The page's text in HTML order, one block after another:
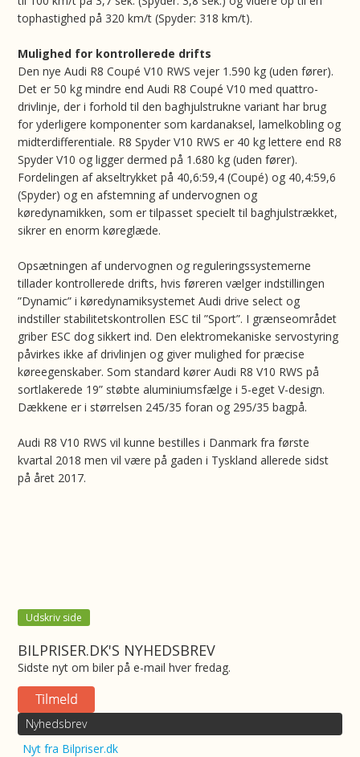
tophastighed på 320 km/t (Spyder: 318 km/t).
Mulighed for kontrollerede drifts
Den nye Audi R8 Coupé V10 RWS vejer 1.590 kg (uden fører).
Det er 50 kg mindre end Audi R8 Coupé V10 med quattro-
drivlinje, der i forhold til den baghjulstrukne variant har brug
for yderligere komponenter som kardanaksel, lamelkobling og
midterdifferentiale. R8 Spyder V10 RWS er 40 kg lettere end R8
Spyder V10 og ligger dermed på 1.680 kg (uden fører).
Fordelingen af akseltrykket på 40,6:59,4 (Coupé) og 40,4:59,6
(Spyder) og en afstemning af undervognen og
køredynamikken, som er tilpasset specielt til baghjulstrækket,
sikrer en enorm køreglæde.
Opsætningen af undervognen og reguleringssystemerne
tillader kontrollerede drifts, hvis føreren vælger indstillingen
”Dynamic” i køredynamiksystemet Audi drive select og
indstiller stabilitetskontrollen ESC til ”Sport”. I grænseområdet
griber ESC dog sikkert ind. Den elektromekaniske servostyring
påvirkes ikke af drivlinjen og giver mulighed for præcise
køreegenskaber. Som standard kører Audi R8 V10 RWS på
sortlakerede 19” støbte aluminiumsfælge i 5-eget V-design.
Dækkene er i størrelsen 245/35 foran og 295/35 bagpå.
Audi R8 V10 RWS vil kunne bestilles i Danmark fra første
kvartal 2018 men vil være på gaden i Tyskland allerede sidst
på året 2017.
Udskriv side
BILPRISER.DK'S NYHEDSBREV
Sidste nyt om biler på e-mail hver fredag.
Nyhedsbrev
Nyt fra Bilpriser.dk